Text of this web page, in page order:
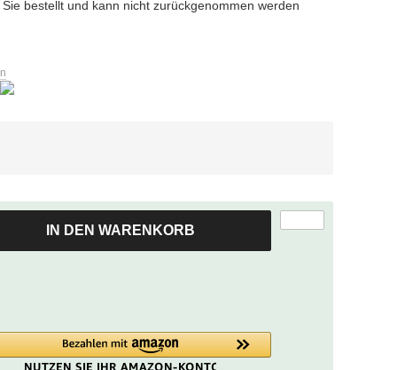
zum
und
Streichgesten
verwenden.
bestellt und kann nicht zurückgenommen werden
IN DEN WARENKORB